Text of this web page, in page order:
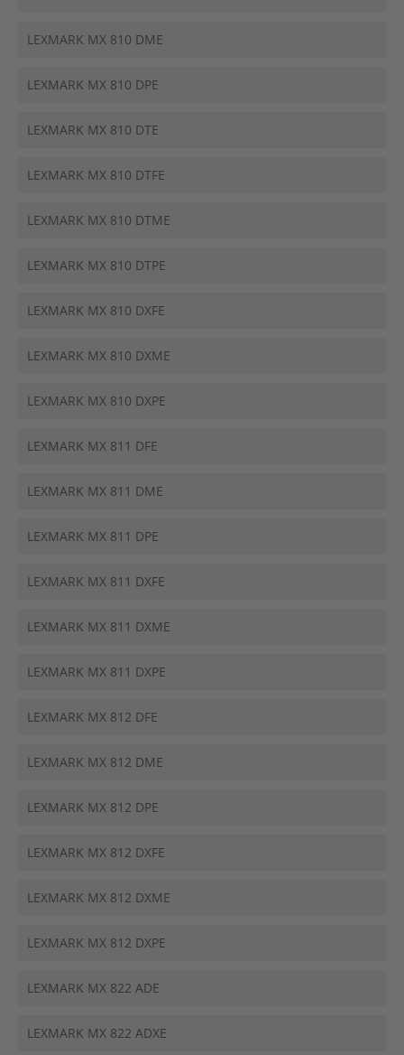
LEXMARK MX 810 DME
LEXMARK MX 810 DPE
LEXMARK MX 810 DTE
LEXMARK MX 810 DTFE
LEXMARK MX 810 DTME
LEXMARK MX 810 DTPE
LEXMARK MX 810 DXFE
LEXMARK MX 810 DXME
LEXMARK MX 810 DXPE
LEXMARK MX 811 DFE
LEXMARK MX 811 DME
LEXMARK MX 811 DPE
LEXMARK MX 811 DXFE
LEXMARK MX 811 DXME
LEXMARK MX 811 DXPE
LEXMARK MX 812 DFE
LEXMARK MX 812 DME
LEXMARK MX 812 DPE
LEXMARK MX 812 DXFE
LEXMARK MX 812 DXME
LEXMARK MX 812 DXPE
LEXMARK MX 822 ADE
LEXMARK MX 822 ADXE